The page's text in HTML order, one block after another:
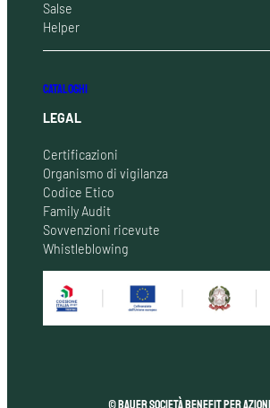
Salse
Helper
CATALOGHI
LEGAL
Certificazioni
Organismo di vigilanza
Codice Etico
Family Audit
Sovvenzioni ricevute
Whistleblowing